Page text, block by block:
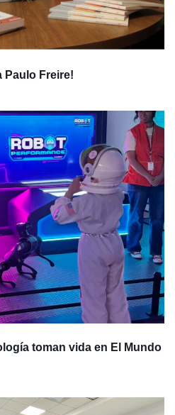
Paulo Freire!
toman vida en El Mundo